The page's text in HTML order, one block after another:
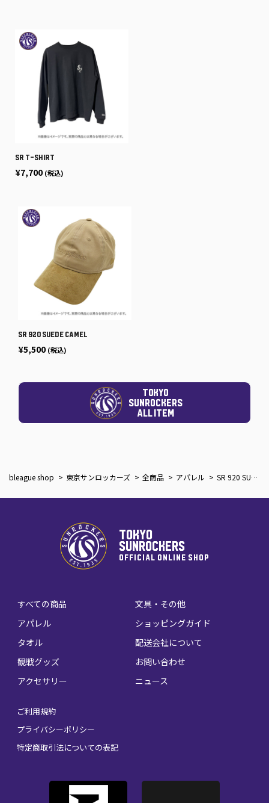
SR T-shirt
¥7,700 (税込)
SR 920 SUEDE CAMEL
¥5,500 (税込)
TOKYO
SUNROCKERS
ALL ITEM
bleague shop 東京サンロッカーズ 全商品 アパレル SR 920 SUEDE BLACK
TOKYO
SUNROCKERS
OFFICIAL ONLINE SHOP
すべての商品
アパレル
タオル
観戦グッズ
アクセサリー
文具・その他
ショッピングガイド
配送会社について
お問い合わせ
ニュース
ご利用規約
プライバシーポリシー
特定商取引法についての表記